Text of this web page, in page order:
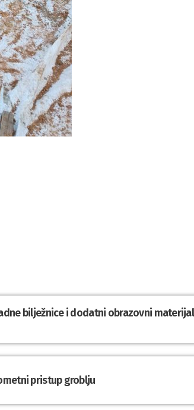
bilježnice i dodatni obrazovni materijal
pristup groblju